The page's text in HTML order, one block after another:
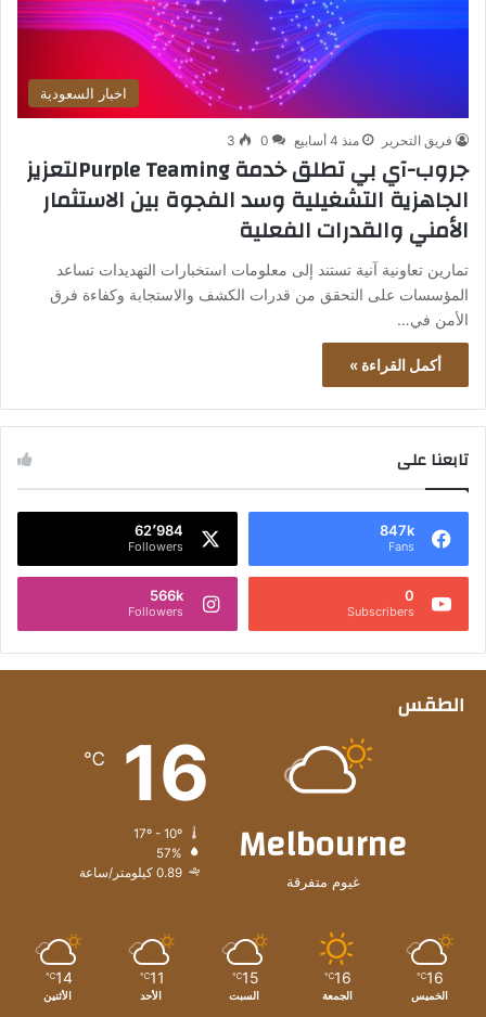
اخبار السعودية
فريق التحرير منذ 4 أسابيع 0
3
جروب-آي بي تطلق خدمة Purple Teamingلتعزيز
الجاهزية التشغيلية وسد الفجوة بين الاستثمار
الأمني والقدرات الفعلية
تمارين تعاونية آنية تستند إلى معلومات استخبارات التهديدات تساعد
المؤسسات على التحقق من قدرات الكشف والاستجابة وكفاءة فرق
الأمن في…
أكمل القراءة »
تابعنا على
847k
Fans
62٬984
Followers
0
Subscribers
566k
Followers
الطقس
Melbourne
غيوم متفرقة
16
℃
57%
0.89 كيلومتر/ساعة
16
℃
الخميس
16
℃
الجمعة
15
℃
السبت
11
℃
الأحد
14
℃
الأثنين